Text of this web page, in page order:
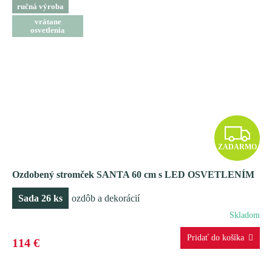
ručná výroba
vrátane
osvetlenia
Z
A
D
A
R
ZADARMO
Ozdobený stromček SANTA 60 cm s LED OSVETLENÍM
Sada 26 ks ozdôb a dekorácií
Skladom
114 €